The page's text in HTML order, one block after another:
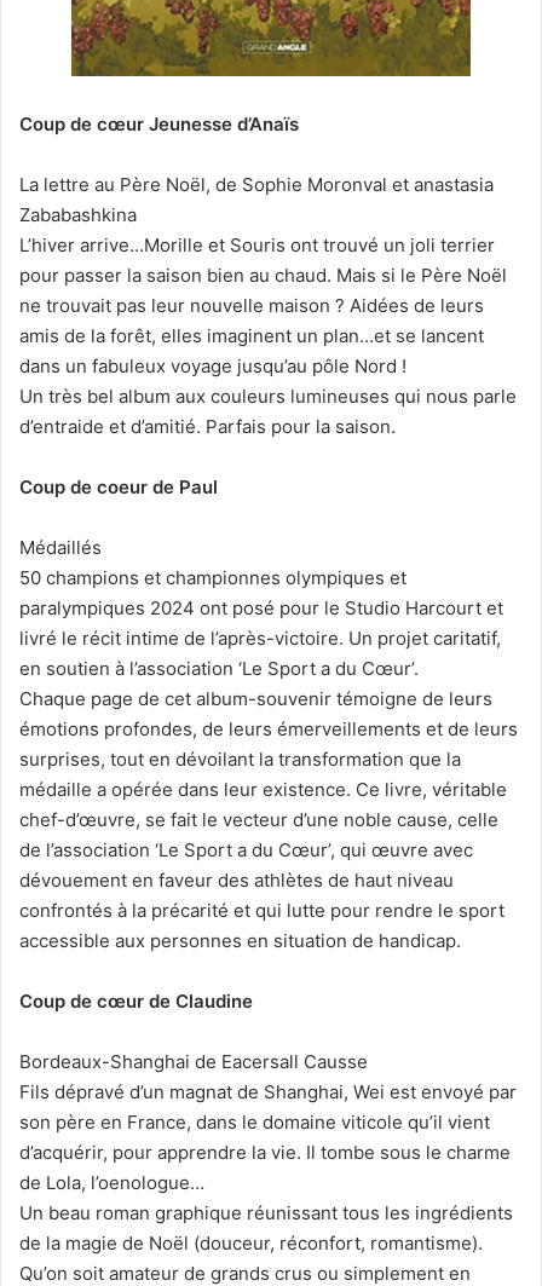
Coup de cœur Jeunesse d’Anaïs
La lettre au Père Noël, de Sophie Moronval et anastasia
Zababashkina
L’hiver arrive…Morille et Souris ont trouvé un joli terrier
pour passer la saison bien au chaud. Mais si le Père Noël
ne trouvait pas leur nouvelle maison ? Aidées de leurs
amis de la forêt, elles imaginent un plan…et se lancent
dans un fabuleux voyage jusqu’au pôle Nord !
Un très bel album aux couleurs lumineuses qui nous parle
d’entraide et d’amitié. Parfais pour la saison.
Coup de coeur de Paul
Médaillés
50 champions et championnes olympiques et
paralympiques 2024 ont posé pour le Studio Harcourt et
livré le récit intime de l’après-victoire. Un projet caritatif,
en soutien à l’association ‘Le Sport a du Cœur’.
Chaque page de cet album-souvenir témoigne de leurs
émotions profondes, de leurs émerveillements et de leurs
surprises, tout en dévoilant la transformation que la
médaille a opérée dans leur existence. Ce livre, véritable
chef-d’œuvre, se fait le vecteur d’une noble cause, celle
de l’association ‘Le Sport a du Cœur’, qui œuvre avec
dévouement en faveur des athlètes de haut niveau
confrontés à la précarité et qui lutte pour rendre le sport
accessible aux personnes en situation de handicap.
Coup de cœur de Claudine
Bordeaux-Shanghai de Eacersall Causse
Fils dépravé d’un magnat de Shanghai, Wei est envoyé par
son père en France, dans le domaine viticole qu’il vient
d’acquérir, pour apprendre la vie. Il tombe sous le charme
de Lola, l’oenologue…
Un beau roman graphique réunissant tous les ingrédients
de la magie de Noël (douceur, réconfort, romantisme).
Qu’on soit amateur de grands crus ou simplement en